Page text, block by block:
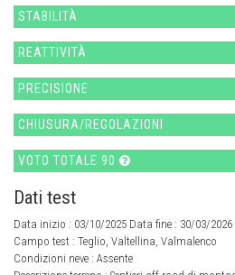
STABILITÀ
REATTIVITÀ
PRECISIONE
CHIUSURA/REGOLAZIONI
VOTO TOTALE 90
Dati test
Data inizio : 03/10/2025 Data fine : 30/03/2026
Campo test : Teglio, Valtellina, Valmalenco
Condizioni neve : Assente